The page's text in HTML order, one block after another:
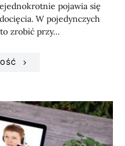
pojawia się
W pojedynczych
zrobić przy…